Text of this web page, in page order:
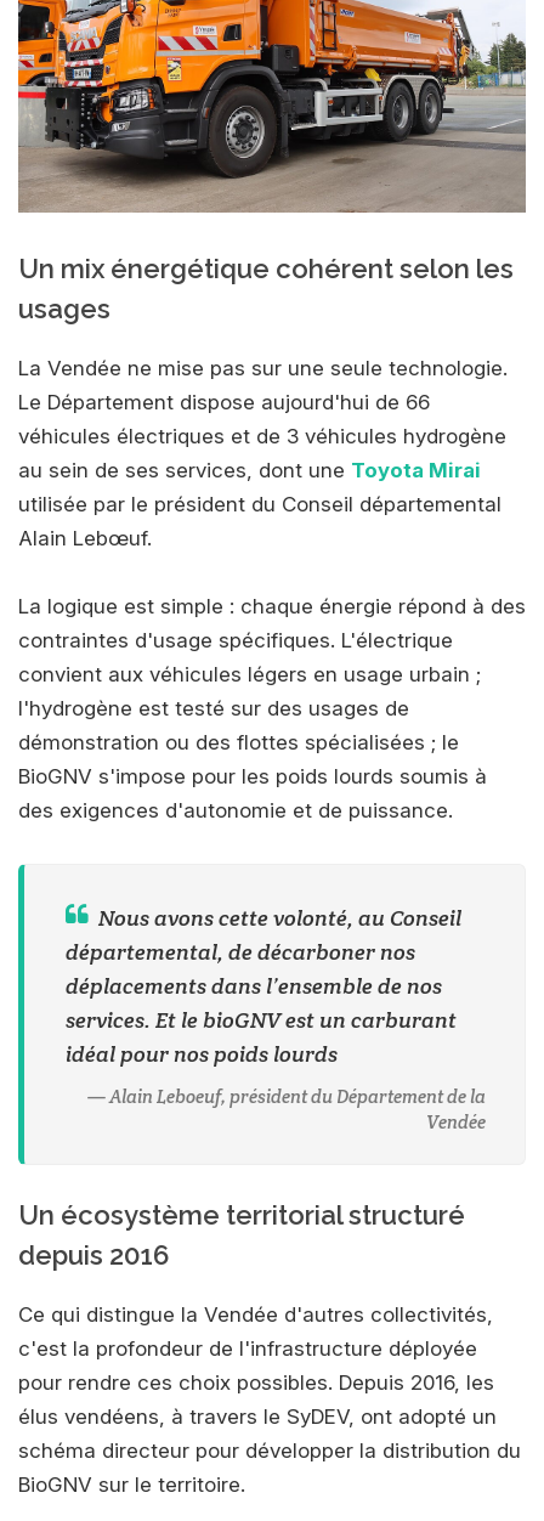
Un mix énergétique cohérent selon les
usages
La Vendée ne mise pas sur une seule technologie.
Le Département dispose aujourd'hui de 66
véhicules électriques et de 3 véhicules hydrogène
au sein de ses services, dont une Toyota Mirai
utilisée par le président du Conseil départemental
Alain Lebœuf.
La logique est simple : chaque énergie répond à des
contraintes d'usage spécifiques. L'électrique
convient aux véhicules légers en usage urbain ;
l'hydrogène est testé sur des usages de
démonstration ou des flottes spécialisées ; le
BioGNV s'impose pour les poids lourds soumis à
des exigences d'autonomie et de puissance.
Nous avons cette volonté, au Conseil
départemental, de décarboner nos
déplacements dans l’ensemble de nos
services. Et le bioGNV est un carburant
idéal pour nos poids lourds
Alain Leboeuf, président du Département de la
Vendée
Un écosystème territorial structuré
depuis 2016
Ce qui distingue la Vendée d'autres collectivités,
c'est la profondeur de l'infrastructure déployée
pour rendre ces choix possibles. Depuis 2016, les
élus vendéens, à travers le SyDEV, ont adopté un
schéma directeur pour développer la distribution du
BioGNV sur le territoire.